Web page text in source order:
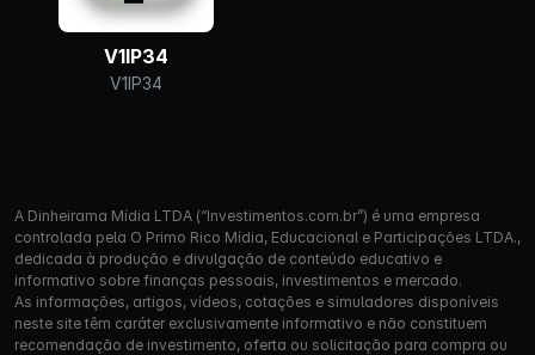
V1IP34
V1IP34
A Dinheirama Mídia LTDA (“Investimentos.com.br”) é uma empresa
controlada pela O Primo Rico Mídia, Educacional e Participações LTDA.,
dedicada à produção e divulgação de conteúdo educativo e
informativo sobre finanças pessoais, investimentos e mercado.
As informações, artigos, vídeos, cotações e simuladores disponíveis
neste site têm caráter exclusivamente informativo e não constituem
recomendação de investimento, oferta ou solicitação para compra ou